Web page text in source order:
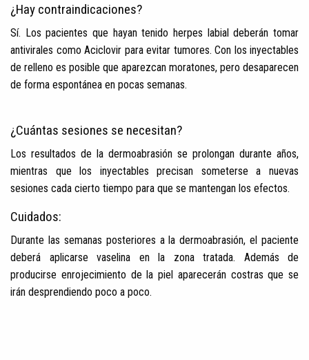
¿Hay contraindicaciones?
Sí. Los pacientes que hayan tenido herpes labial deberán tomar
antivirales como Aciclovir para evitar tumores. Con los inyectables
de relleno es posible que aparezcan moratones, pero desaparecen
de forma espontánea en pocas semanas.
¿Cuántas sesiones se necesitan?
Los resultados de la dermoabrasión se prolongan durante años,
mientras que los inyectables precisan someterse a nuevas
sesiones cada cierto tiempo para que se mantengan los efectos.
Cuidados:
Durante las semanas posteriores a la dermoabrasión, el paciente
deberá aplicarse vaselina en la zona tratada. Además de
producirse enrojecimiento de la piel aparecerán costras que se
irán desprendiendo poco a poco.